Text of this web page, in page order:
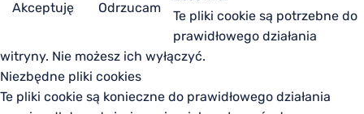
Akceptuję Odrzucam
Te pliki cookie są potrzebne do
prawidłowego działania
witryny. Nie możesz ich wyłączyć.
Niezbędne pliki cookies
Te pliki cookie są konieczne do prawidłowego działania